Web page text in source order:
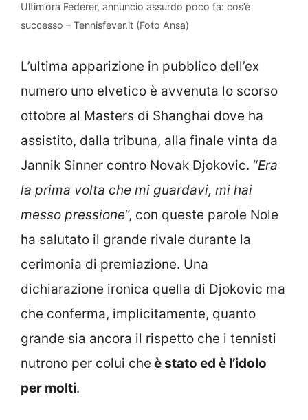
Ultim’ora Federer, annuncio assurdo poco fa: cos’è
successo – Tennisfever.it (Foto Ansa)
L’ultima apparizione in pubblico dell’ex
numero uno elvetico è avvenuta lo scorso
ottobre al Masters di Shanghai dove ha
assistito, dalla tribuna, alla finale vinta da
Jannik Sinner contro Novak Djokovic. “Era
la prima volta che mi guardavi, mi hai
messo pressione“, con queste parole Nole
ha salutato il grande rivale durante la
cerimonia di premiazione. Una
dichiarazione ironica quella di Djokovic ma
che conferma, implicitamente, quanto
grande sia ancora il rispetto che i tennisti
nutrono per colui che è stato ed è l’idolo
per molti.